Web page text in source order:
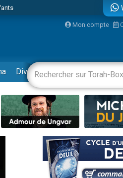
insalubre
Mon compte
Divertissements Livres